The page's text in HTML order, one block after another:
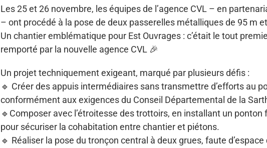
Les 25 et 26 novembre, les équipes de l’agence CVL – en
– ont procédé à la pose de deux passerelles métalliques de 95 m
Un chantier emblématique pour Est Ouvrages : c’était le tout
remporté par la nouvelle agence CVL 🎉
Un projet techniquement exigeant, marqué par plusieurs défis :
🔹 Créer des appuis intermédiaires sans transmettre d’efforts au
conformément aux exigences du Conseil Départemental de la
🔹Composer avec l’étroitesse des trottoirs, en installant un
pour sécuriser la cohabitation entre chantier et piétons.
🔹 Réaliser la pose du tronçon central à deux grues, faute